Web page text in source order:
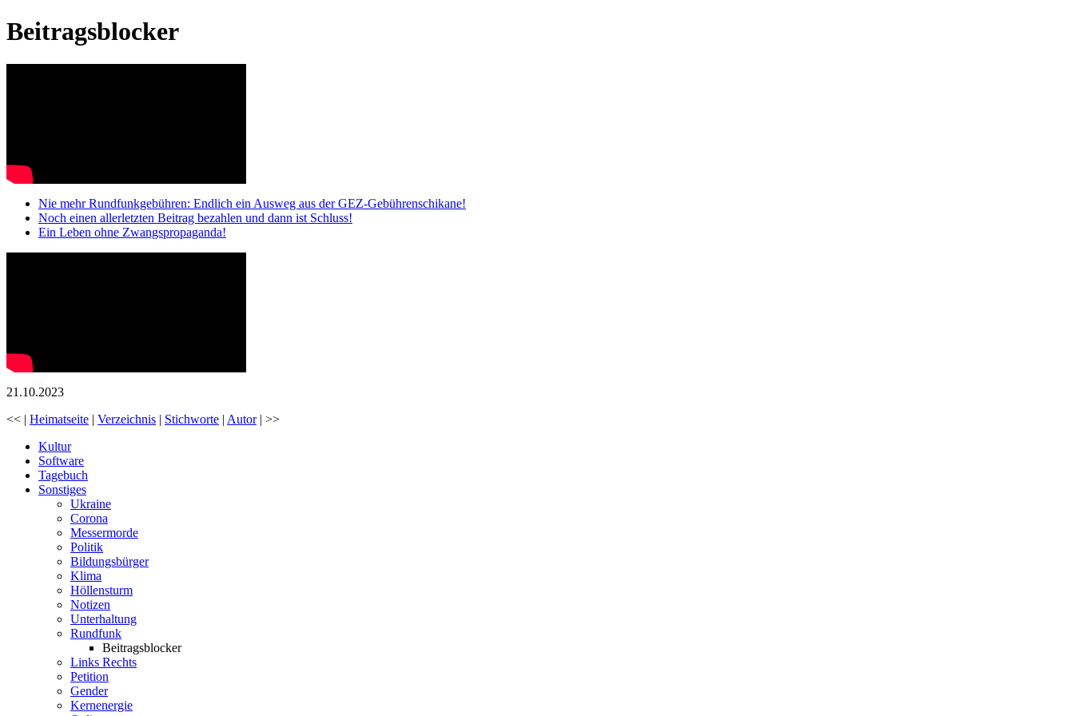
Beitragsblocker
Nie mehr Rundfunkgebühren: Endlich ein Ausweg aus der GEZ-Gebührenschikane!
Noch einen allerletzten Beitrag bezahlen und dann ist Schluss!
Ein Leben ohne Zwangspropaganda!
21.10.2023
<< | Heimatseite | Verzeichnis | Stichworte | Autor| >>
Kultur
Software
Tagebuch
Sonstiges
Ukraine
Corona
Messermorde
Politik
Bildungsbürger
Klima
Höllensturm
Notizen
Unterhaltung
Rundfunk
Beitragsblocker
Links Rechts
Petition
Gender
Kernenergie